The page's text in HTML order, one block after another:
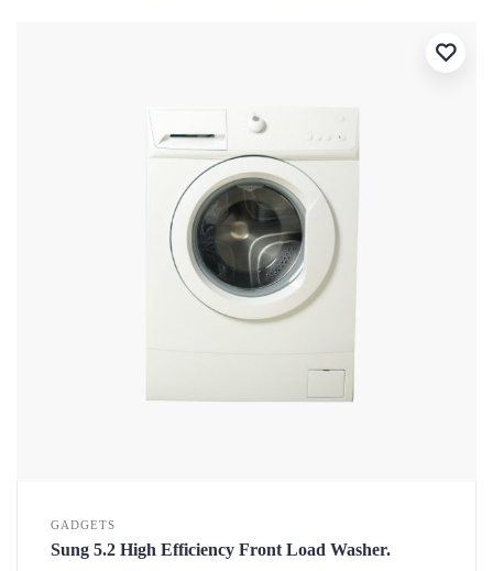
GADGETS
Sung 5.2 High Efficiency Front Load Washer.